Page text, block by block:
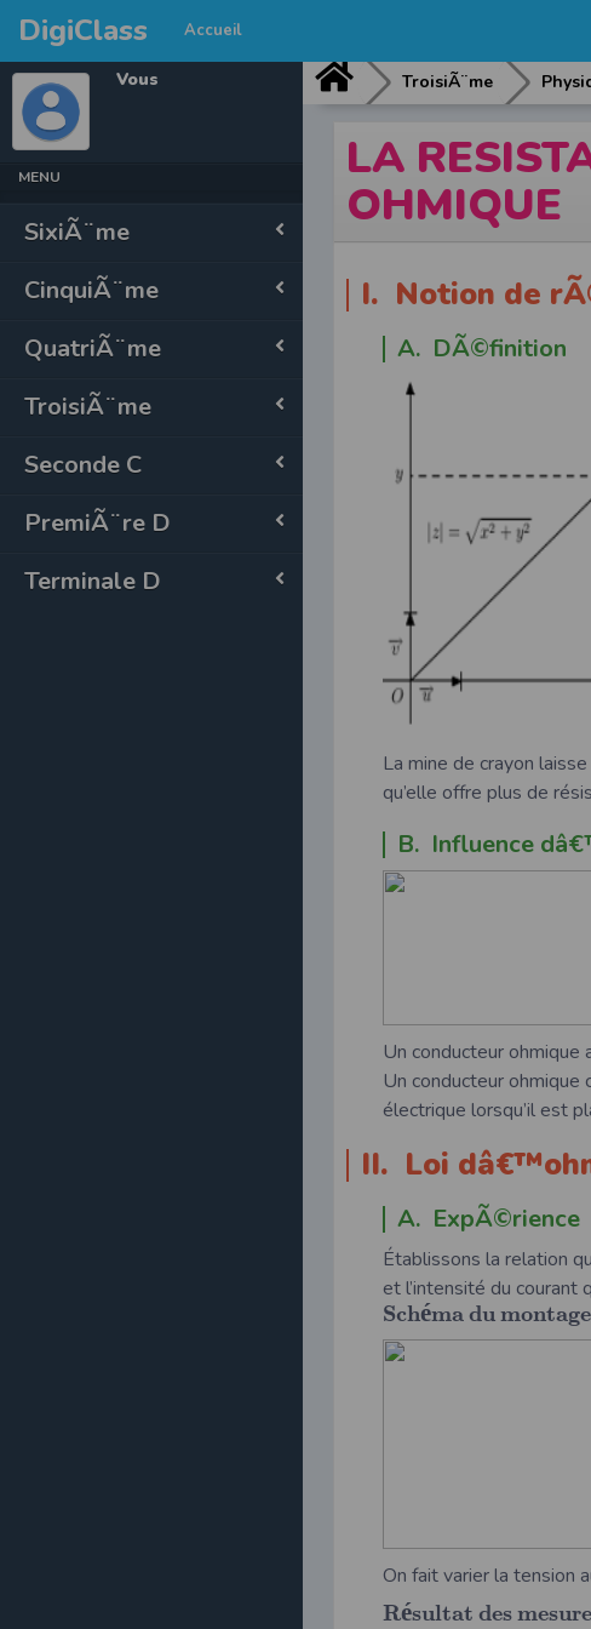
DigiClass Accueil
Vous
MENU
SixiÃ¨me
CinquiÃ¨me
QuatriÃ¨me
TroisiÃ¨me
Seconde C
PremiÃ¨re D
Terminale D
TroisiÃ¨me
LA
OHMIQUE
I. Notion de
A. DÃ©finition
La mine de crayon
qu’elle offre plus de
B. Influence
Un conducteur ohmique
Un conducteur ohmique
électrique lorsqu’il est
II. Loi
A. ExpÃ©rience
Établissons la relation
et l’intensité du courant
Schémadumontage
On fait varier la tension
Résultat desmesure